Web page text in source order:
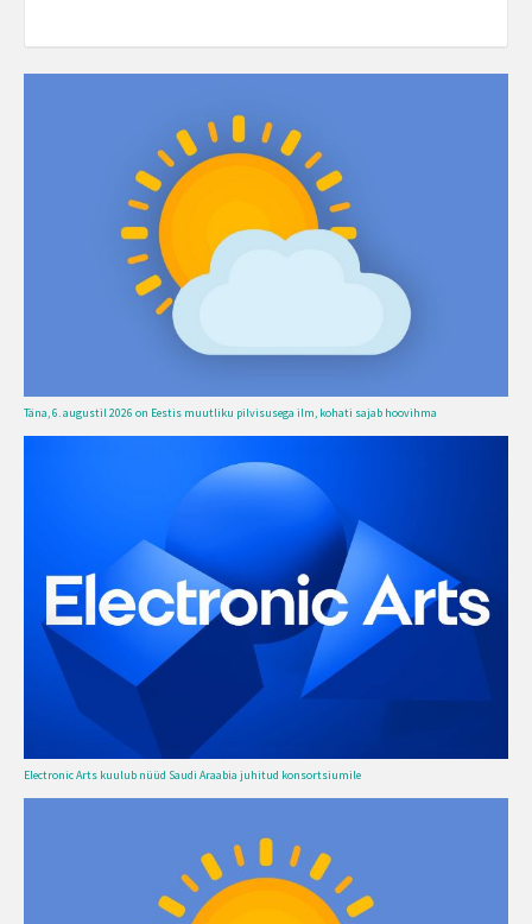
Täna, 6. augustil 2026 on Eestis muutliku pilvisusega ilm, kohati sajab hoovihma
Electronic Arts kuulub nüüd Saudi Araabia juhitud konsortsiumile